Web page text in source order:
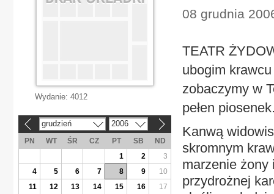
08 grudnia
TEATR
ubogim
zobaczymy w
pełen
Kanwą
skromnym
marzenie
przydrożnej
Wydanie: 4012
grudzień 2006
PN WT ŚR CZ PT SB
ND
1
2
3
4
5 6 7 8 9
10
11
12 13 14 15 16
17